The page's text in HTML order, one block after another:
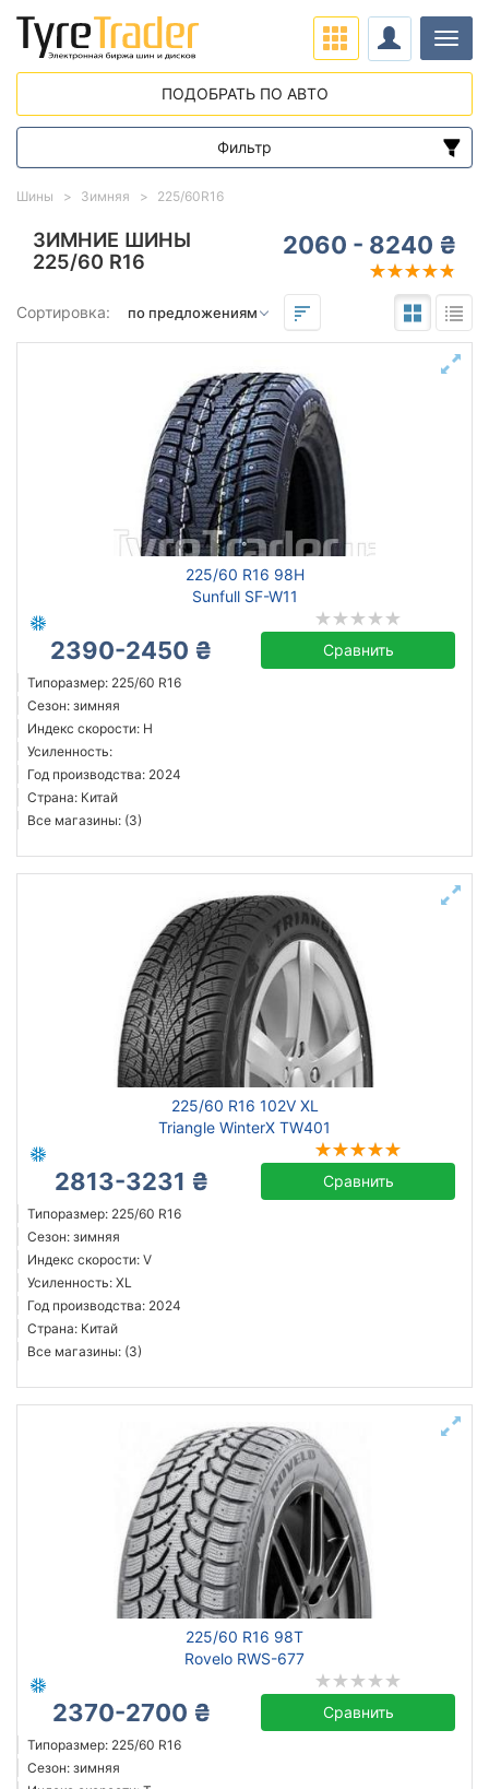
ЗИМНИЕ ШИНЫ
225/60 R16
2060 - 8240 ₴
Сортировка:
225/60 R16 98H
Sunfull SF-W11
2390-2450 ₴ Сравнить
Типоразмер: 225/60 R16
Сезон: зимняя
Индекс скорости: H
Усиленность:
Год производства: 2024
Страна: Китай
Все магазины: (3)
225/60 R16 102V XL
Triangle WinterX TW401
2813-3231 ₴ Сравнить
Типоразмер: 225/60 R16
Сезон: зимняя
Индекс скорости: V
Усиленность: XL
Год производства: 2024
Страна: Китай
Все магазины: (3)
225/60 R16 98T
Rovelo RWS-677
2370-2700 ₴ Сравнить
Типоразмер: 225/60 R16
Сезон: зимняя
Шины Зимняя 225/60R16
ПОДОБРАТЬ ПО АВТО
Фильтр
Диапазон цен
от
Continental
Triangle
Sailun
Goodyear
Тип транспортного средства
Усиленная шина
Год производства
Страна производства
Сбросить